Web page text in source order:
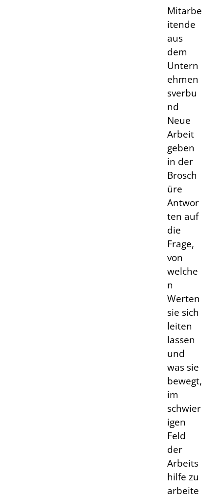
Mitarbe
itende
aus
dem
Untern
ehmen
sverbu
nd
Neue
Arbeit
geben
in der
Brosch
üre
Antwor
ten auf
die
Frage,
von
welche
n
Werten
sie sich
leiten
lassen
und
was sie
bewegt,
im
schwier
igen
Feld
der
Arbeits
hilfe zu
arbeite